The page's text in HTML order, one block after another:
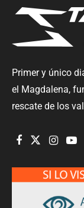
Primer y único
el Magdalena,
rescate de los